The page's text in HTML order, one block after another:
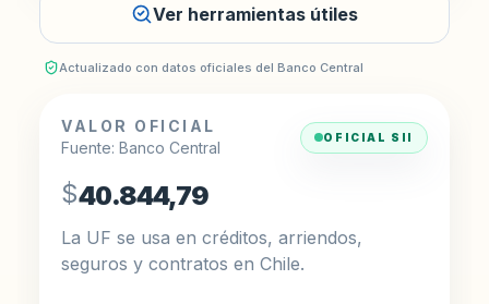
Ver herramientas útiles
Actualizado con datos oficiales del Banco Central
VALOR OFICIAL
Fuente: Banco Central
OFICIAL SII
$40.844,79
La UF se usa en créditos, arriendos,
seguros y contratos en Chile.